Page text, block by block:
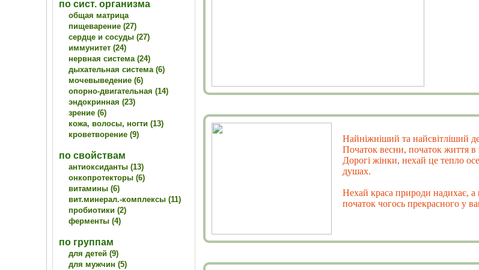
по сист. организма
общая матрица
пищеварение (27)
сердце и сосуды (27)
иммунитет (24)
нервная система (24)
дыхательная система (6)
мочевыведение (6)
опорно-двигательная (14)
эндокринная (23)
зрение (6)
кожа, волосы, ногти (13)
кроветворение (9)
по свойствам
антиоксиданты (13)
онкопротекторы (6)
витамины (6)
вит.минерал.-комплексы (11)
пробиотики (2)
ферменты (4)
по группам
для детей (9)
для мужчин (5)
Найніжніший та найсвітліший
Початок весни, початок життя в
Дорогі жінки, нехай це тепло
душах.
Нехай краса природи надихає, а
початок чогось прекрасного у